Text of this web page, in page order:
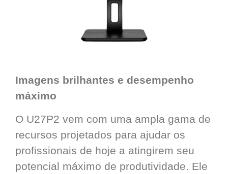
Imagens brilhantes e desempenho
máximo
O U27P2 vem com uma ampla gama de
recursos projetados para ajudar os
profissionais de hoje a atingirem seu
potencial máximo de produtividade. Ele